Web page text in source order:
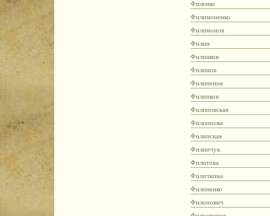
Филенко
Филимоненко
Филимонов
Филин
Филинков
Филинов
Филипенок
Филипков
Филиповская
Филиппова
Филипская
Филипчук
Филитова
Филичкина
Филоненко
Филонович